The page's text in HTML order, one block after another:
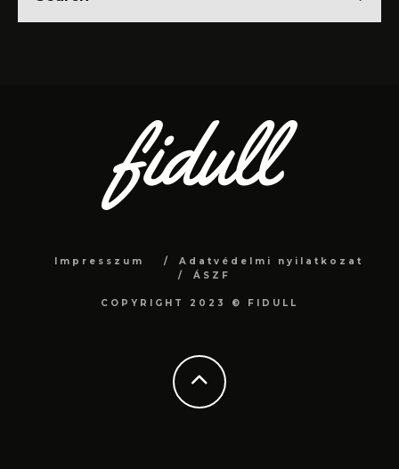
Impresszum
Adatvédelmi nyilatkozat
ÁSZF
COPYRIGHT 2023 © FIDULL